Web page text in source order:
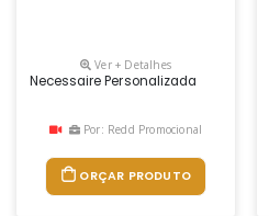
Ver + Detalhes
Necessaire Personalizada
Por: Redd Promocional
ORÇAR PRODUTO